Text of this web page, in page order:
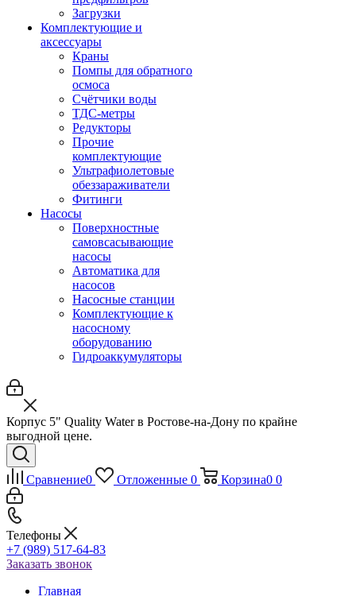
Загрузки
Комплектующие и
аксессуары
Краны
Помпы для обратного
осмоса
Счётчики воды
ТДС-метры
Редукторы
Прочие
комплектующие
Ультрафиолетовые
обеззараживатели
Фитинги
Насосы
Поверхностные
самовсасывающие
насосы
Автоматика для
насосов
Насосные станции
Комплектующие к
насосному
оборудованию
Гидроаккумуляторы
Корпус 5" Quality Water в Ростове-на-Дону по крайне
выгодной цене.
Сравнение0 Отложенные 0 Корзина0 0
Телефоны
+7 (989) 517-64-83
Заказать звонок
Главная